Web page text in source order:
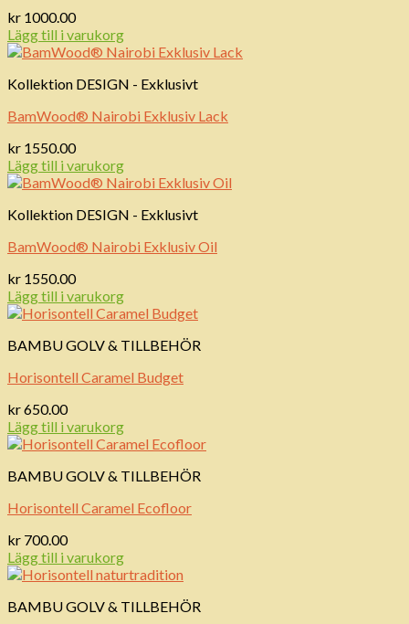
kr 1000.00
Lägg till i varukorg
Kollektion DESIGN - Exklusivt
BamWood® Nairobi Exklusiv Lack
kr 1550.00
Lägg till i varukorg
Kollektion DESIGN - Exklusivt
BamWood® Nairobi Exklusiv Oil
kr 1550.00
Lägg till i varukorg
BAMBU GOLV & TILLBEHÖR
Horisontell Caramel Budget
kr650.00
Lägg till i varukorg
BAMBU GOLV & TILLBEHÖR
Horisontell Caramel Ecofloor
kr 700.00
Lägg till i varukorg
BAMBU GOLV & TILLBEHÖR